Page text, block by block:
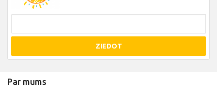
ZIEDOT
Par mums